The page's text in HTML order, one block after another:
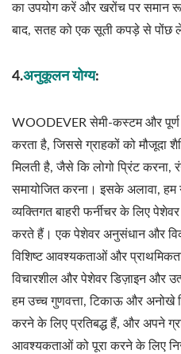
का उपयोग करें और खरोंच पर समान
बाद, सतह को एक सूती कपड़े से पोंछ
4.अनुकूलन योग्य:
WOODEVER सेमी-कस्टम और
करता है, जिससे ग्राहकों को मौजूदा
मिलती है, जैसे कि लोगो प्रिंट करना,
समायोजित करना। इसके अलावा,
व्यक्तिगत बाहरी फर्नीचर के लिए
करते हैं। एक पेशेवर अनुसंधान और
विशिष्ट आवश्यकताओं और
विचारशील और पेशेवर डिज़ाइन और
हम उच्च गुणवत्ता, टिकाऊ और अनोखे
करने के लिए प्रतिबद्ध हैं, और अपने
आवश्यकताओं को पूरा करने के लिए